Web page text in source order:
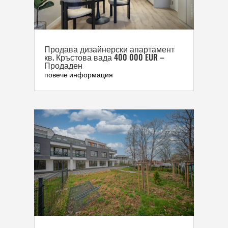
Продава дизайнерски апартамент
кв. Кръстова вада 400 000 EUR –
Продаден
повече информация